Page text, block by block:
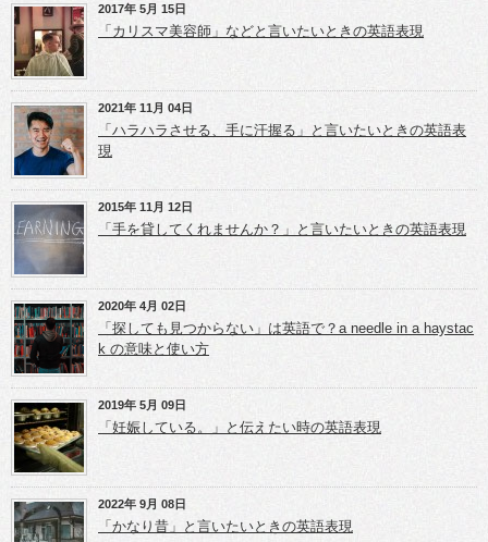
(新
し
い
ウ
ィ
ン
ド
ウ
で
開
き
ま
e
r
で
共
有
(新
し
い
ウ
ィ
ン
ド
ウ
で
開
き
ま
す)
e
+
で
し
い
ウ
ィ
ン
開
き
ま
す)
2017年 5月 15日
「カリスマ美容師」などと言いたいときの英語表現
2021年 11月 04日
「ハラハラさせる、手に汗握る」と言いたいときの英語表
現
2015年 11月 12日
「手を貸してくれませんか？」と言いたいときの英語表現
2020年 4月 02日
「探しても見つからない」は英語で？a needle in a haystac
k の意味と使い方
2019年 5月 09日
「妊娠している。」と伝えたい時の英語表現
2022年 9月 08日
「かなり昔」と言いたいときの英語表現